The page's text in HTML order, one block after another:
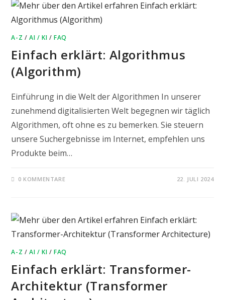
A-Z /AI / KI /FAQ
Einfach erklärt: Algorithmus
(Algorithm)
Einführung in die Welt der Algorithmen In unserer
zunehmend digitalisierten Welt begegnen wir täglich
Algorithmen, oft ohne es zu bemerken. Sie steuern
unsere Suchergebnisse im Internet, empfehlen uns
Produkte beim…
0 KOMMENTARE 22. JULI 2024
A-Z /AI / KI /FAQ
Einfach erklärt: Transformer-
Architektur (Transformer